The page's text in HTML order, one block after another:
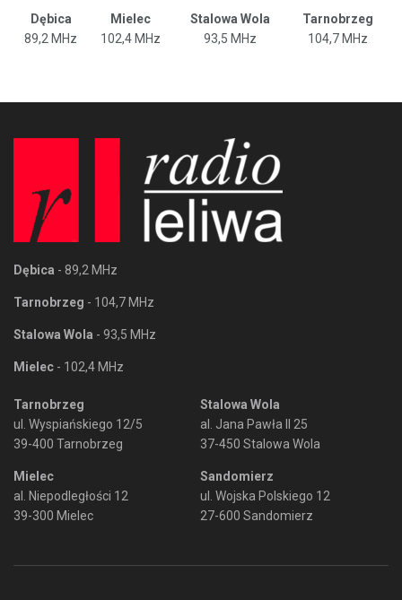
Dębica Mielec Stalowa Wola
Tarnobrzeg
89,2 MHz
102,4 MHz 93,5 MHz 104,7 MHz
Dębica - 89,2 MHz
Tarnobrzeg - 104,7 MHz
Stalowa Wola - 93,5 MHz
Mielec - 102,4 MHz
Tarnobrzeg
ul. Wyspiańskiego 12/5
39-400 Tarnobrzeg
Mielec
al. Niepodległości 12
39-300 Mielec
Stalowa Wola
al. Jana Pawła II 25
37-450 Stalowa Wola
Sandomierz
ul. Wojska Polskiego 12
27-600 Sandomierz